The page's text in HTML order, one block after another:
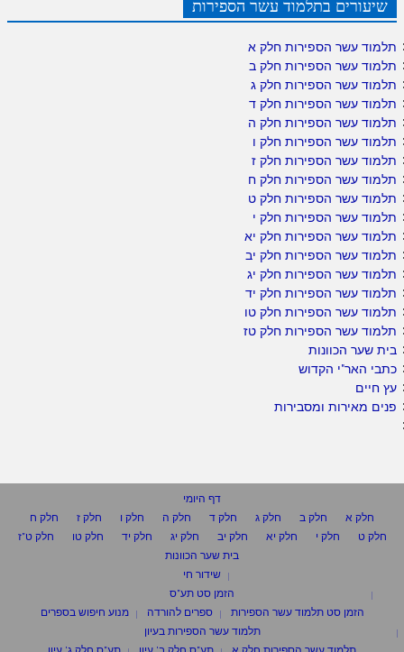
שיעורים בתלמוד עשר הספירות
תלמוד עשר הספירות חלק א
תלמוד עשר הספירות חלק ב
תלמוד עשר הספירות חלק ג
תלמוד עשר הספירות חלק ד
תלמוד עשר הספירות חלק ה
תלמוד עשר הספירות חלק ו
תלמוד עשר הספירות חלק ז
תלמוד עשר הספירות חלק ח
תלמוד עשר הספירות חלק ט
תלמוד עשר הספירות חלק י
תלמוד עשר הספירות חלק יא
תלמוד עשר הספירות חלק יב
תלמוד עשר הספירות חלק יג
תלמוד עשר הספירות חלק יד
תלמוד עשר הספירות חלק טו
תלמוד עשר הספירות חלק טז
בית שער הכוונות
כתבי האר"י הקדוש
עץ חיים
פנים מאירות ומסבירות
דף היומי
חלק א
חלק ב חלק ג חלק ד חלק ה חלק ו חלק ז
חלק ח
חלק ט
חלק י חלק יא חלק יב חלק יג חלק יד חלק טו
חלק ט"ז
בית שער הכוונות
שידור חי
הזמן סט תע"ס
הזמן סט תלמוד עשר הספירות
ספרים להורדה
מנוע חיפוש בספרים
תלמוד עשר הספירות בעיון